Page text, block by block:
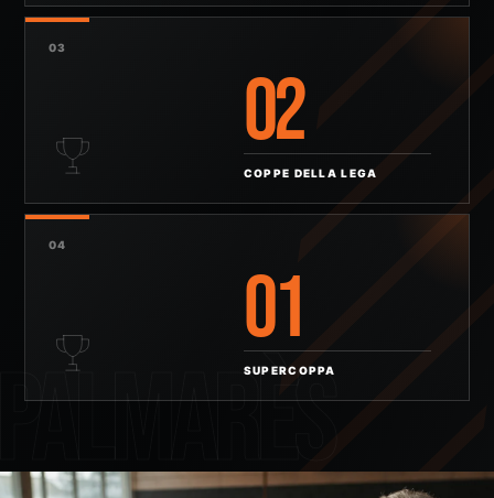
03
02
COPPE DELLA LEGA
04
01
SUPERCOPPA